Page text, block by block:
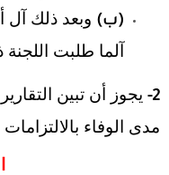
(ب) وبعد ذلك آل
آلما طلبت
2- يجوز أن تبين
مدى الوفاء